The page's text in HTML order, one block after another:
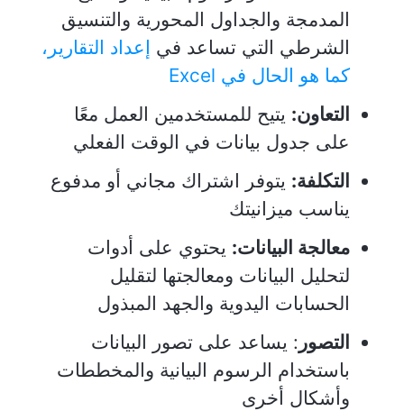
المدمجة والجداول المحورية والتنسيق
الشرطي التي تساعد في إعداد التقارير،
كما هو الحال في Excel
التعاون: يتيح للمستخدمين العمل معًا
على جدول بيانات في الوقت الفعلي
التكلفة: يتوفر اشتراك مجاني أو مدفوع
يناسب ميزانيتك
معالجة البيانات: يحتوي على أدوات
لتحليل البيانات ومعالجتها لتقليل
الحسابات اليدوية والجهد المبذول
التصور : يساعد على تصور البيانات
باستخدام الرسوم البيانية والمخططات
وأشكال أخرى